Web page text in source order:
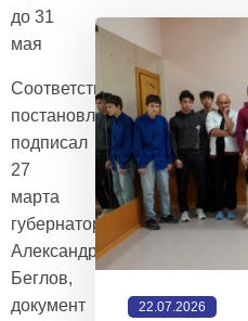
до 31
мая
Соответствующее
постановление
подписал
27
марта
губернатор
Александр
Беглов,
документ
22.07.2026